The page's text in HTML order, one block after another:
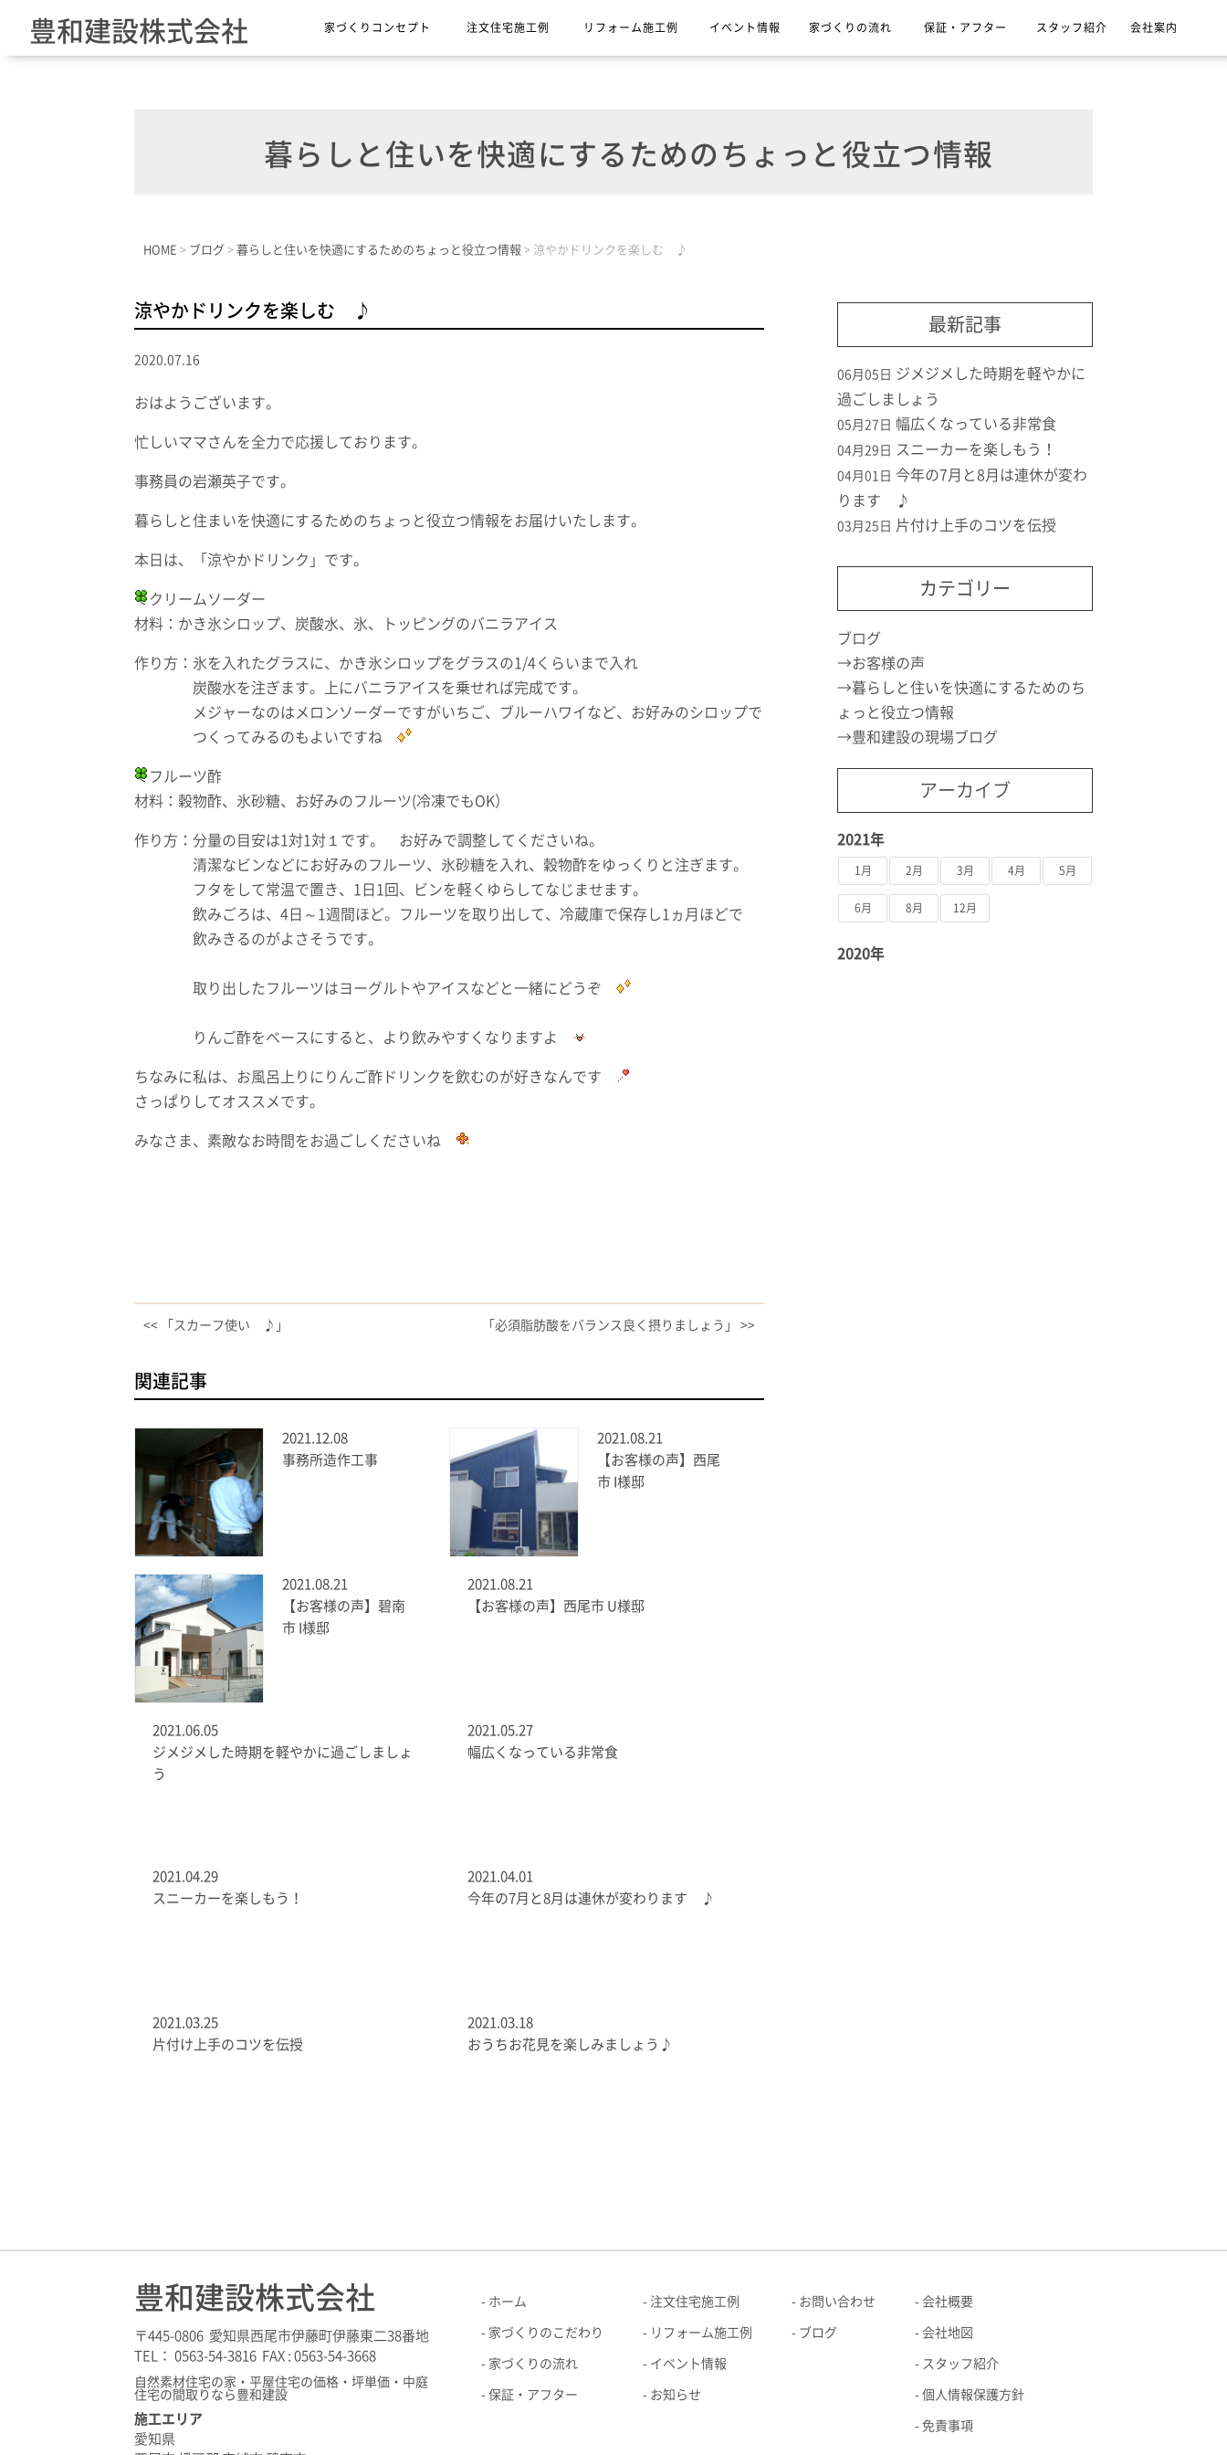
豊和建設株式会社 家づくりコンセプト 注文住宅施工例 リフォーム施工例 イベント情報 家づくりの流れ 保証・アフター スタッフ紹介 会社案内
暮らしと住いを快適にするためのちょっと役立つ情報
HOME > ブログ > 暮らしと住いを快適にするためのちょっと役立つ情報 > 涼やかドリンクを楽しむ ♪
涼やかドリンクを楽しむ ♪
2020.07.16
おはようございます。
忙しいママさんを全力で応援しております。
事務員の岩瀬英子です。
暮らしと住まいを快適にするためのちょっと役立つ情報をお届けいたします。
本日は、「涼やかドリンク」です。
クリームソーダー
材料：かき氷シロップ、炭酸水、氷、トッピングのバニラアイス
作り方：氷を入れたグラスに、かき氷シロップをグラスの1/4くらいまで入れ
炭酸水を注ぎます。上にバニラアイスを乗せれば完成です。
メジャーなのはメロンソーダーですがいちご、ブルーハワイなど、お好みのシロップで
つくってみるのもよいですね
フルーツ酢
材料：穀物酢、氷砂糖、お好みのフルーツ(冷凍でもOK）
作り方：分量の目安は1対1対１です。 お好みで調整してくださいね。
清潔なビンなどにお好みのフルーツ、氷砂糖を入れ、穀物酢をゆっくりと注ぎます。
フタをして常温で置き、1日1回、ビンを軽くゆらしてなじませます。
飲みごろは、4日～1週間ほど。フルーツを取り出して、冷蔵庫で保存し1ヵ月ほどで
飲みきるのがよさそうです。
取り出したフルーツはヨーグルトやアイスなどと一緒にどうぞ
りんご酢をベースにすると、より飲みやすくなりますよ
ちなみに私は、お風呂上りにりんご酢ドリンクを飲むのが好きなんです
さっぱりしてオススメです。
みなさま、素敵なお時間をお過ごしくださいね
<< 「スカーフ使い ♪」 「必須脂肪酸をバランス良く摂りましょう」 >>
関連記事
2021.12.08
事務所造作工事
2021.08.21
【お客様の声】西尾
市 I様邸
2021.08.21
【お客様の声】碧南
市 I様邸
2021.08.21
【お客様の声】西尾市 U様邸
2021.06.05
ジメジメした時期を軽やかに過ごしましょ
う
2021.05.27
幅広くなっている非常食
2021.04.29
スニーカーを楽しもう！
2021.04.01
今年の7月と8月は連休が変わります ♪
2021.03.25
片付け上手のコツを伝授
2021.03.18
おうちお花見を楽しみましょう♪
最新記事
06月05日 ジメジメした時期を軽やかに
過ごしましょう
05月27日 幅広くなっている非常食
04月29日 スニーカーを楽しもう！
04月01日 今年の7月と8月は連休が変わ
ります ♪
03月25日 片付け上手のコツを伝授
カテゴリー
ブログ
お客様の声
暮らしと住いを快適にするためのち
ょっと役立つ情報
豊和建設の現場ブログ
アーカイブ
2021年
1月 2月 3月 4月 5月
6月 8月 12月
2020年
ホーム
家づくりのこだわり
家づくりの流れ
保証・アフター
注文住宅施工例
リフォーム施工例
イベント情報
お知らせ
お問い合わせ
ブログ
会社概要
会社地図
スタッフ紹介
個人情報保護方針
免責事項
豊和建設株式会社
〒445-0806 愛知県西尾市伊藤町伊藤東二38番地
TEL： 0563-54-3816 FAX : 0563-54-3668
自然素材住宅の家・平屋住宅の価格・坪単価・中庭
住宅の間取りなら豊和建設
施工エリア
愛知県